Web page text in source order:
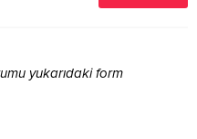
yukarıdaki form